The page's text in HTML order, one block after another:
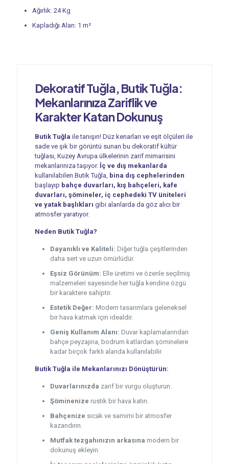
Ağırlık: 24 Kg
Kapladığı Alan: 1 m²
Dekoratif Tuğla, Butik Tuğla:
Mekanlarınıza Zariflik ve
Karakter Katan Dokunuş
Butik Tuğla ile tanışın! Düz kenarları ve eşit ölçüleri ile
sade ve şık bir görüntü sunan bu dekoratif kültür
tuğlası, Kuzey Avrupa ülkelerinin zarif mimarisini
mekanlarınıza taşıyor. İç ve dış mekanlarda
kullanılabilen Butik Tuğla, bina dış cephelerinden
başlayıp bahçe duvarları, kış bahçeleri, kafe
duvarları, şömineler, iç cephedeki TV üniteleri
ve yatak başlıkları gibi alanlarda da göz alıcı bir
atmosfer yaratıyor.
Neden Butik Tuğla?
Dayanıklı ve Kaliteli: Diğer tuğla çeşitlerinden
daha sert ve uzun ömürlüdür.
Eşsiz Görünüm: Elle üretimi ve özenle seçilmiş
malzemeleri sayesinde her tuğla kendine özgü
bir karaktere sahiptir.
Estetik Değer: Modern tasarımlara geleneksel
bir hava katmak için idealdir.
Geniş Kullanım Alanı: Duvar kaplamalarından
bahçe peyzajına, bodrum katlardan şöminelere
kadar birçok farklı alanda kullanılabilir.
Butik Tuğla ile Mekanlarınızı Dönüştürün:
Duvarlarınızda zarif bir vurgu oluşturun.
Şöminenize rustik bir hava katın.
Bahçenize sıcak ve samimi bir atmosfer
kazandırın.
Mutfak tezgahınızın arkasına modern bir
dokunuş ekleyin.